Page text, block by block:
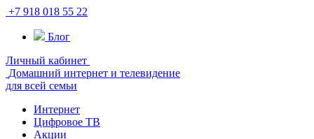
+7 918 018 55 22
Блог
Личный кабинет
Домашний интернет и телевидение
для всей семьи
Интернет
Цифровое ТВ
Акции